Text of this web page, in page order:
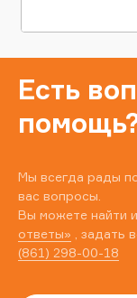
Есть
Мы всегда рады
вас вопросы.
Вы можете найти
ответы» , задать
(861) 298-00-18